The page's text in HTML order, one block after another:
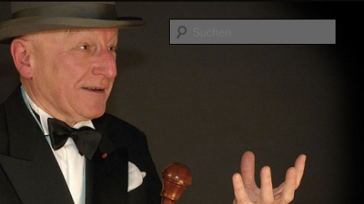
Zum
primären
Inhalt
springenHERBSTFEUER